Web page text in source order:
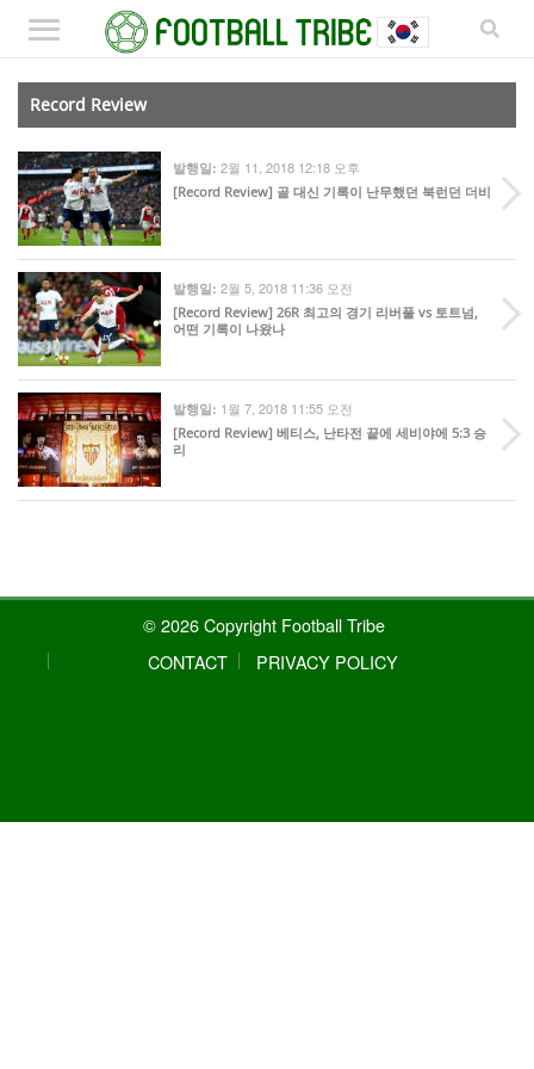
Record Review
발행일: 2월 11, 2018 12:18 오후
[Record Review] 골 대신 기록이 난무했던 북런던 더비
발행일: 2월 5, 2018 11:36 오전
[Record Review] 26R 최고의 경기 리버풀 vs 토트넘,
어떤 기록이 나왔나
발행일: 1월 7, 2018 11:55 오전
[Record Review] 베티스, 난타전 끝에 세비야에 5:3 승
리
© 2026 Copyright Football Tribe
CONTACT
PRIVACY POLICY